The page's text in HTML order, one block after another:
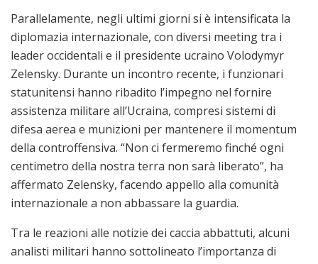
Parallelamente, negli ultimi giorni si è intensificata la
diplomazia internazionale, con diversi meeting tra i
leader occidentali e il presidente ucraino Volodymyr
Zelensky. Durante un incontro recente, i funzionari
statunitensi hanno ribadito l’impegno nel fornire
assistenza militare all’Ucraina, compresi sistemi di
difesa aerea e munizioni per mantenere il momentum
della controffensiva. “Non ci fermeremo finché ogni
centimetro della nostra terra non sarà liberato”, ha
affermato Zelensky, facendo appello alla comunità
internazionale a non abbassare la guardia.
Tra le reazioni alle notizie dei caccia abbattuti, alcuni
analisti militari hanno sottolineato l’importanza di